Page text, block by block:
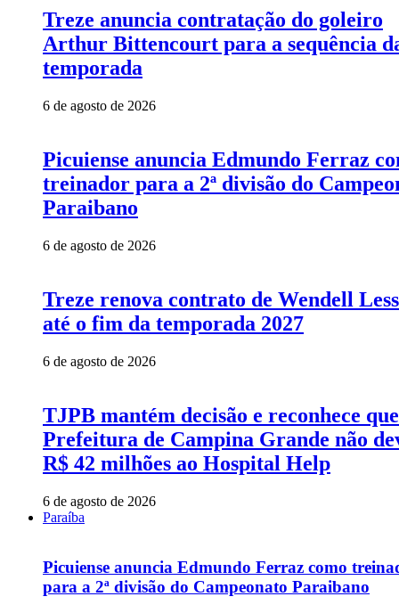
Treze anuncia contratação do goleiro
Arthur Bittencourt para a sequência
temporada
6 de agosto de 2026
Picuiense anuncia Edmundo Ferraz
treinador para a 2ª divisão do
Paraibano
6 de agosto de 2026
Treze renova contrato de Wendell
até o fim da temporada 2027
6 de agosto de 2026
TJPB mantém decisão e reconhece que
Prefeitura de Campina Grande não
R$ 42 milhões ao Hospital Help
6 de agosto de 2026
Paraíba
Picuiense anuncia Edmundo Ferraz como
para a 2ª divisão do Campeonato Paraibano